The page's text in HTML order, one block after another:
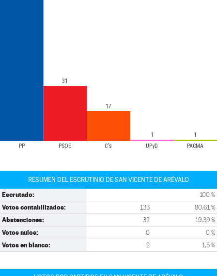
PP PSOE C's UPyD PACMA
31
17
1 1
RESUMEN DEL ESCRUTINIO DE SAN VICENTE DE ARÉVALO
Escrutado: 100 %
Votos contabilizados: 133 80,61 %
Abstenciones: 32 19,39 %
Votos nulos: 0 0 %
Votos en blanco: 2 1,5 %